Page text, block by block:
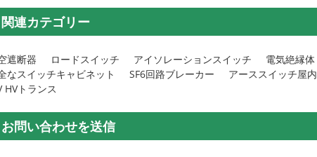
関連カテゴリー
遮断器 ロードスイッチ アイソレーションスイッチ 電気絶縁体
なスイッチキャビネット
SF6回路ブレーカー アーススイッチ屋内
HVトランス
お問い合わせを送信